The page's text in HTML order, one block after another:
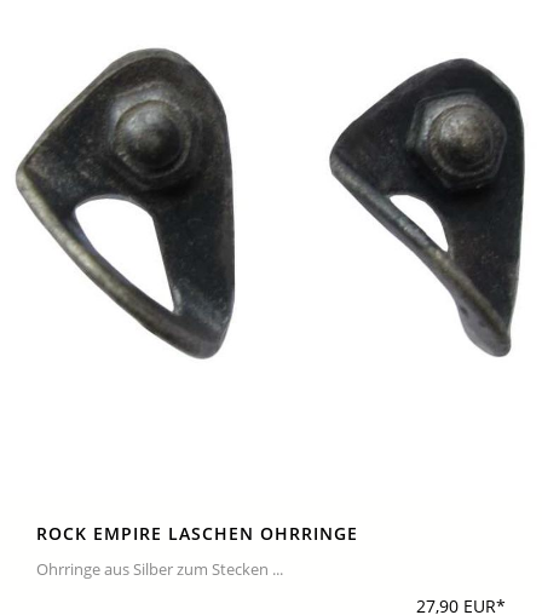
ROCK EMPIRE LASCHEN OHRRINGE
Ohrringe aus Silber zum Stecken ...
27,90 EUR*